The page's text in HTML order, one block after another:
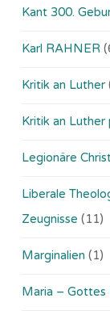
Kant 300.
Karl RAHNER
Kritik an Luther
Kritik an Luther
Legionäre
Liberale
Zeugnisse (11)
Marginalien (1)
Maria –